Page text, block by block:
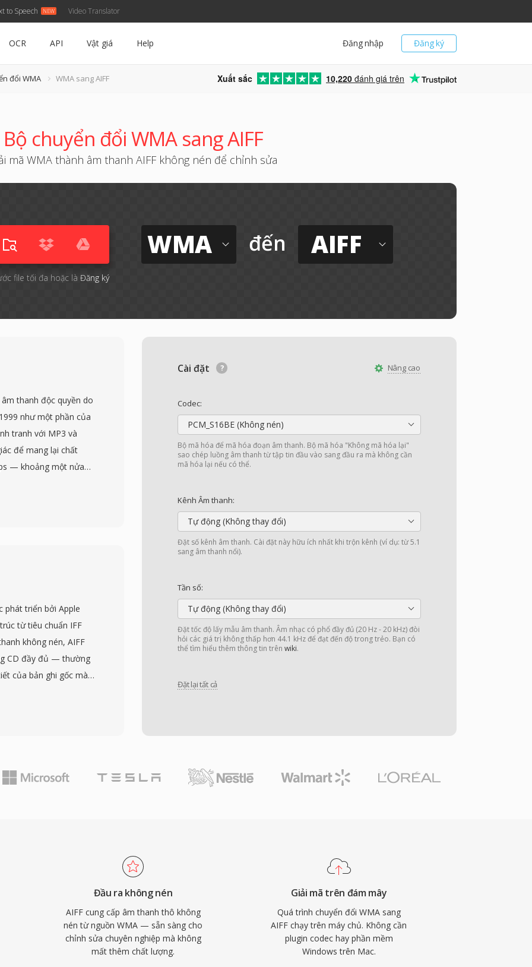
to Speech Video Translator
Đăng ký
Đăng nhập
OCR API Vật giá Help
đổi WMA WMA sang AIFF Xuất sắc 10,220 đánh giá trên
Bộ chuyển đổi WMA sang AIFF
mã WMA thành âm thanh AIFF không nén để chỉnh sửa
file tối đa hoặc là Đăng ký
WMA đến AIFF
Nâng cao
Cài đặt
Codec:
PCM_S16BE (Không nén)
Bộ mã hóa để mã hóa đoạn âm thanh. Bộ mã hóa "Không mã hóa lại"
sao chép luồng âm thanh từ tập tin đầu vào sang đầu ra mà không cần
mã hóa lại nếu có thể.
Kênh Âm thanh:
Tự động (Không thay đổi)
Đặt số kênh âm thanh. Cài đặt này hữu ích nhất khi trộn kênh (ví dụ: từ 5.1
sang âm thanh nổi).
Tần số:
Tự động (Không thay đổi)
Đặt tốc độ lấy mẫu âm thanh. Âm nhạc có phổ đầy đủ (20 Hz - 20 kHz) đòi
hỏi các giá trị không thấp hơn 44.1 kHz để đạt đến độ trong trẻo. Bạn có
thể tìm hiểu thêm thông tin trên wiki.
Đặt lại tất cả
thanh độc quyền do
như một phần của
tranh với MP3 và
để mang lại chất
— khoảng một nửa
tương đương. Họ
số (DRM) khiến nó
cần phần mềm
nào. Hỗ trợ đa
như FFmpeg và
phổ quát hơn MP3 hay
dạng vẫn xuất hiện
phần lớn đã thay
phát triển bởi Apple
từ tiêu chuẩn IFF
không nén, AIFF
CD đầy đủ — thường
của bản ghi gốc mà
chức nội dung thành
lần lưu: khác với
làm giảm tín hiệu. Thế
trình làm việc độ
kỳ ai ưu tiên tính
vẫn là lựa chọn đáng
Đầu ra không nén
AIFF cung cấp âm thanh thô không
nén từ nguồn WMA — sẵn sàng cho
chỉnh sửa chuyên nghiệp mà không
mất thêm chất lượng.
Giải mã trên đám mây
Quá trình chuyển đổi WMA sang
AIFF chạy trên máy chủ. Không cần
plugin codec hay phần mềm
Windows trên Mac.